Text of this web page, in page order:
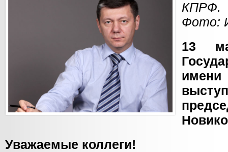
КПРФ.
Фото:
13
Уважаемые коллеги!